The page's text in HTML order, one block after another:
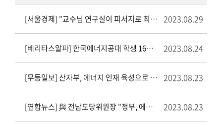
[서울경제] "교수님 연구실이 피서지로 최고"…여름방학도 잊은 한국에너지공대 출처 : https://www.sedaily.com/NewsView/29TLGUTG2I 2023.08.29
[베리타스알파] 한국에너지공대 학생 16% 여름방학 중 미국 명문대 연수 진행 2023.08.24
[무등일보] 산자부, 에너지 인재 육성으로 정치감사 오명 벗어야 2023.08.23
[연합뉴스] 與 전남도당위원장 "정부, 에너지 공대 육성 의지 확고" 2023.08.23